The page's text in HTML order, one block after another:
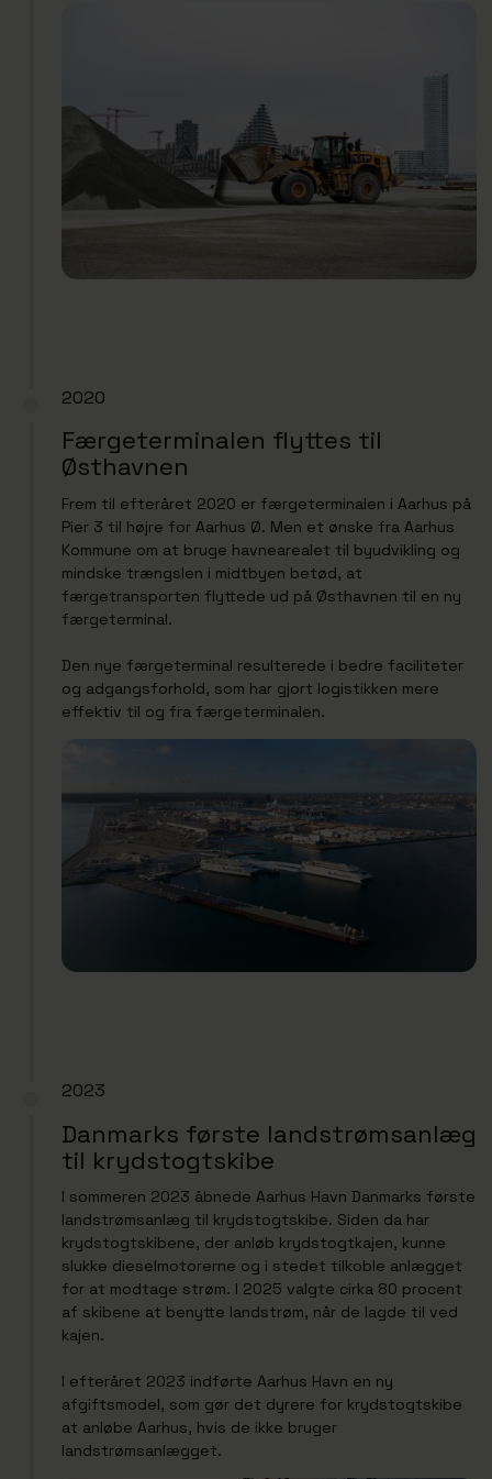
2020
Færgeterminalen flyttes til
Østhavnen
Frem til efteråret 2020 er færgeterminalen i Aarhus på
Pier 3 til højre for Aarhus Ø. Men et ønske fra Aarhus
Kommune om at bruge havnearealet til byudvikling og
mindske trængslen i midtbyen betød, at
færgetransporten flyttede ud på Østhavnen til en ny
færgeterminal.
Den nye færgeterminal resulterede i bedre faciliteter
og adgangsforhold, som har gjort logistikken mere
effektiv til og fra færgeterminalen.
2023
Danmarks første landstrømsanlæg
til krydstogtskibe
I sommeren 2023 åbnede Aarhus Havn Danmarks første
landstrømsanlæg til krydstogtskibe. Siden da har
krydstogtskibene, der anløb krydstogtkajen, kunne
slukke dieselmotorerne og i stedet tilkoble anlægget
for at modtage strøm. I 2025 valgte cirka 80 procent
af skibene at benytte landstrøm, når de lagde til ved
kajen.
I efteråret 2023 indførte Aarhus Havn en ny
afgiftsmodel, som gør det dyrere for krydstogtskibe
at anløbe Aarhus, hvis de ikke bruger
landstrømsanlægget.